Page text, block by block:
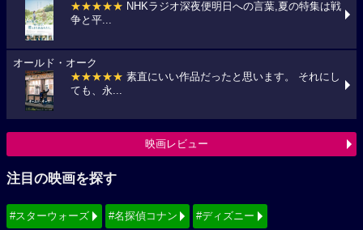
★★★★★ NHKラジオ深夜便明日への言葉,夏の特集は戦
争と平...
オールド・オーク
★★★★★ 素直にいい作品だったと思います。 それにし
ても、永...
映画レビュー
注目の映画を探す
#スターウォーズ #名探偵コナン #ディズニー